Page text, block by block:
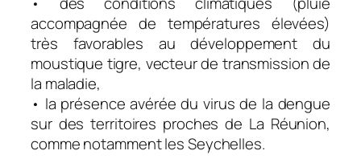
accompagnée de températures élevées)
très favorables au développement du
moustique tigre, vecteur de transmission de
la maladie,
• la présence avérée du virus de la dengue
sur des territoires proches de La Réunion,
comme notamment les Seychelles.